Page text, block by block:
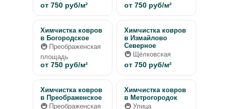
от 750 руб/м² от 750 руб/м²
Химчистка ковров
в Богородское
🚇 Преображенская
площадь
от 750 руб/м²
Химчистка ковров
в Измайлово
Северное
🚇 Щёлковская
от 750 руб/м²
Химчистка ковров
в Преображенское
🚇 Преображенская
Химчистка ковров
в Метрогородок
🚇 Улица